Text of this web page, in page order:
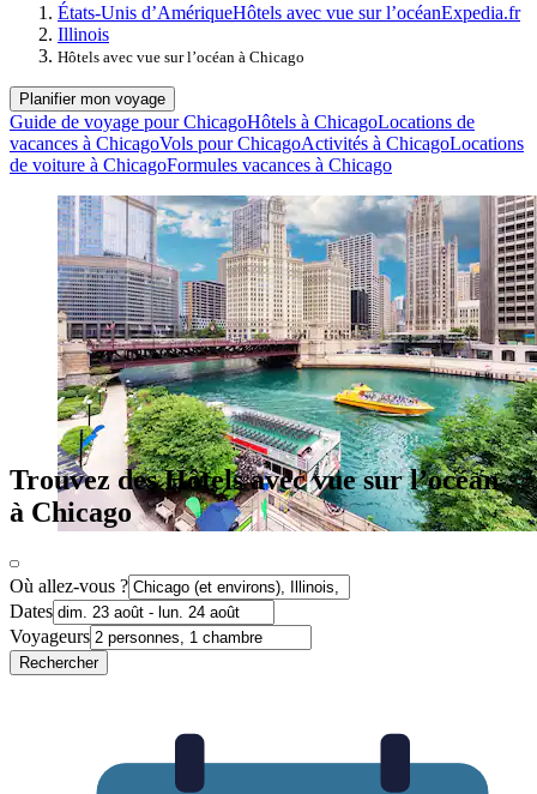
États-Unis d’AmériqueHôtels avec vue sur l’océanExpedia.fr
Illinois
Hôtels avec vue sur l’océan à Chicago
Planifier mon voyage
Guide de voyage pour ChicagoHôtels à ChicagoLocations de
vacances à ChicagoVols pour ChicagoActivités à ChicagoLocations
de voiture à ChicagoFormules vacances à Chicago
Trouvez des Hôtels avec vue sur l’océan
à Chicago
Où allez-vous ?
Dates
Voyageurs
Rechercher